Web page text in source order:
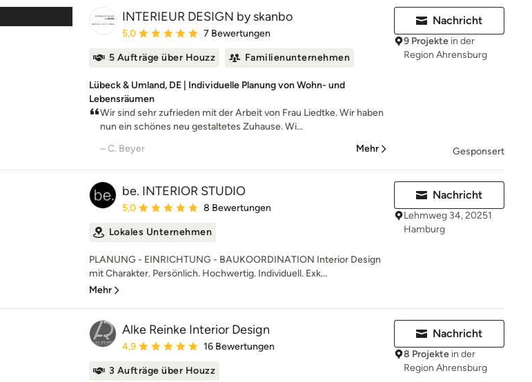
INTERIEUR DESIGN by skanbo
Durchschnittliche Bewertung: 5 von 5 Sternen
5,0 7 Bewertungen
5 Aufträge über Houzz Familienunternehmen
Lübeck & Umland, DE | Individuelle Planung von Wohn- und
Lebensräumen
Wir sind sehr zufrieden mit der Arbeit von Frau Liedtke. Wir haben
nun ein schönes neu gestaltetes Zuhause. Wi...
– C. Beyer
Mehr
Nachricht
9 Projekte in der
Region Ahrensburg
Gesponsert
be. INTERIOR STUDIO
Durchschnittliche Bewertung: 5 von 5 Sternen
5,0 8 Bewertungen
Lokales Unternehmen
PLANUNG - EINRICHTUNG - BAUKOORDINATION Interior Design
mit Charakter. Persönlich. Hochwertig. Individuell. Exk...
Mehr
Nachricht
Lehmweg 34, 20251
Hamburg
Alke Reinke Interior Design
Durchschnittliche Bewertung: 4.9 von 5 Sternen
4,9 16 Bewertungen
3 Aufträge über Houzz
Nachricht
8 Projekte in der
Region Ahrensburg